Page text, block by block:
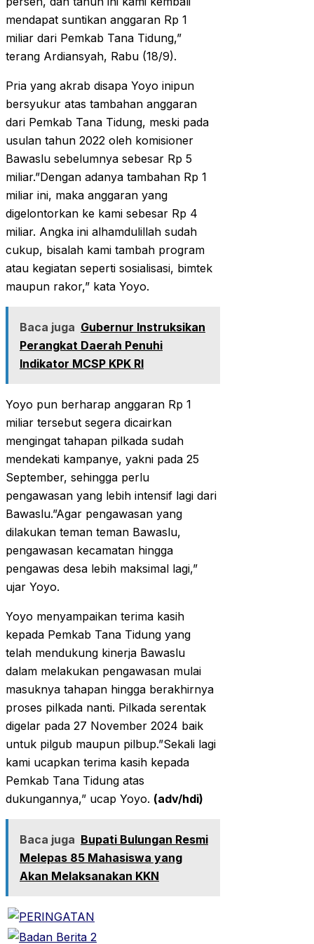
mendapat suntikan anggaran Rp 1
miliar dari Pemkab Tana Tidung,”
terang Ardiansyah, Rabu (18/9).
Pria yang akrab disapa Yoyo inipun
bersyukur atas tambahan anggaran
dari Pemkab Tana Tidung, meski pada
usulan tahun 2022 oleh komisioner
Bawaslu sebelumnya sebesar Rp 5
miliar.”Dengan adanya tambahan Rp 1
miliar ini, maka anggaran yang
digelontorkan ke kami sebesar Rp 4
miliar. Angka ini alhamdulillah sudah
cukup, bisalah kami tambah program
atau kegiatan seperti sosialisasi, bimtek
maupun rakor,” kata Yoyo.
Baca juga Gubernur Instruksikan
Perangkat Daerah Penuhi
Indikator MCSP KPK RI
Yoyo pun berharap anggaran Rp 1
miliar tersebut segera dicairkan
mengingat tahapan pilkada sudah
mendekati kampanye, yakni pada 25
September, sehingga perlu
pengawasan yang lebih intensif lagi dari
Bawaslu.”Agar pengawasan yang
dilakukan teman teman Bawaslu,
pengawasan kecamatan hingga
pengawas desa lebih maksimal lagi,”
ujar Yoyo.
Yoyo menyampaikan terima kasih
kepada Pemkab Tana Tidung yang
telah mendukung kinerja Bawaslu
dalam melakukan pengawasan mulai
masuknya tahapan hingga berakhirnya
proses pilkada nanti. Pilkada serentak
digelar pada 27 November 2024 baik
untuk pilgub maupun pilbup.”Sekali lagi
kami ucapkan terima kasih kepada
Pemkab Tana Tidung atas
dukungannya,” ucap Yoyo. (adv/hdi)
Baca juga Bupati Bulungan Resmi
Melepas 85 Mahasiswa yang
Akan Melaksanakan KKN